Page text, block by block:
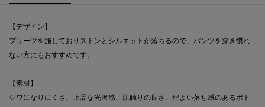
【デザイン】
プリーツを施しておりストンとシルエットが落ちるので、パンツを穿き慣れ
ない方にもおすすめです。
【素材】
シワになりにくさ、上品な光沢感、肌触りの良さ、程よい落ち感のあるボト